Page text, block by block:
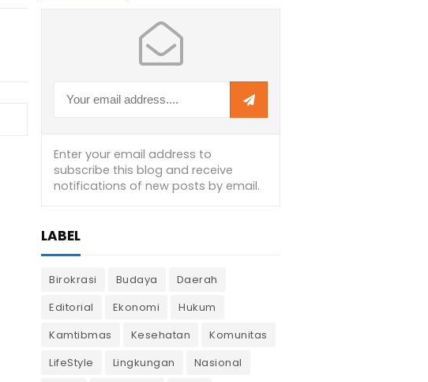
LABEL
Birokrasi Budaya
Daerah
Editorial
Ekonomi
Hukum
Kamtibmas
Kesehatan
Komunitas
LifeStyle
Lingkungan
Nasional